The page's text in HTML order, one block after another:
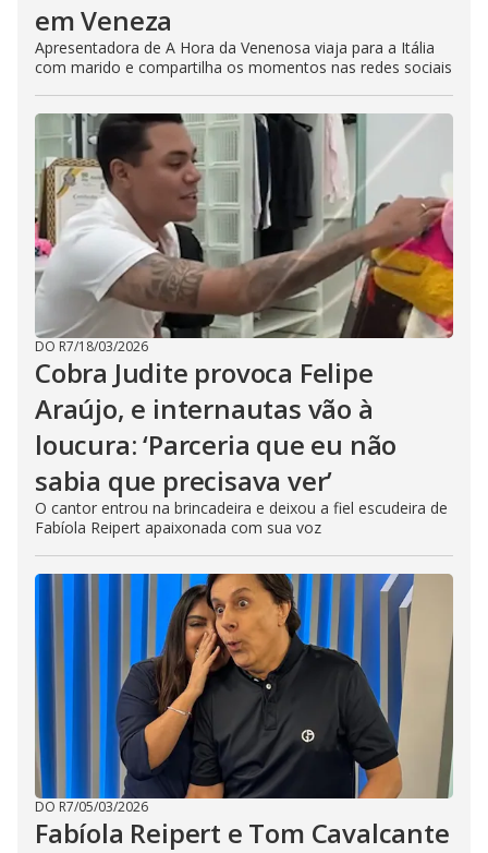
em Veneza
Apresentadora de A Hora da Venenosa viaja para a Itália
com marido e compartilha os momentos nas redes sociais
DO R7/18/03/2026
Cobra Judite provoca Felipe
Araújo, e internautas vão à
loucura: ‘Parceria que eu não
sabia que precisava ver’
O cantor entrou na brincadeira e deixou a fiel escudeira de
Fabíola Reipert apaixonada com sua voz
DO R7/05/03/2026
Fabíola Reipert e Tom Cavalcante